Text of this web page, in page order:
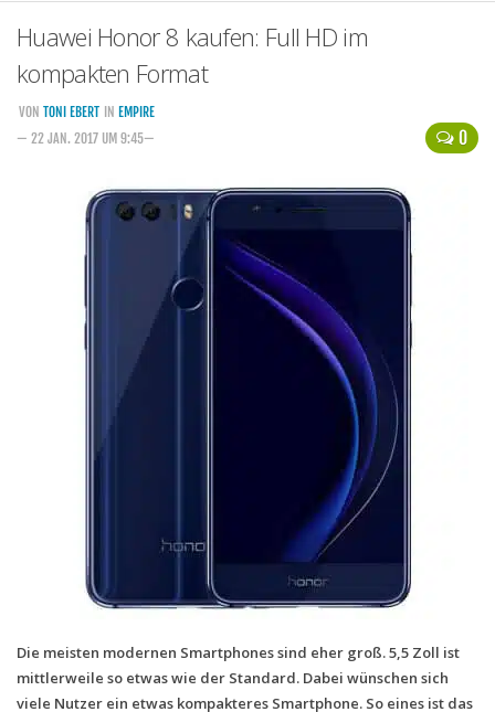
Kommende Smartwatches
Marken und Modelle
Handytarife
Smartphonetarife
Datentarife
Smartphonetarife
Prepaid-Tarife
Flatrate-Datentarife
Huawei Honor 8 kaufen: Full HD im
kompakten Format
0
VON TONI EBERT IN EMPIRE
— 22 JAN. 2017 UM 9:45—
Die meisten modernen Smartphones sind eher groß. 5,5 Zoll ist
mittlerweile so etwas wie der Standard. Dabei wünschen sich
viele Nutzer ein etwas kompakteres Smartphone. So eines ist das